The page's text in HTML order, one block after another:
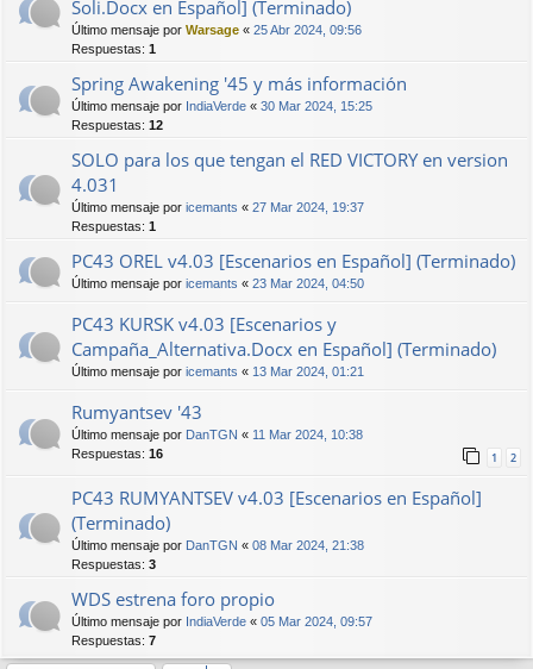
Soli.Docx en Español] (Terminado)
Último mensaje por Warsage « 25 Abr 2024, 09:56
Respuestas: 1
Spring Awakening '45 y más información
Último mensaje por IndiaVerde « 30 Mar 2024, 15:25
Respuestas: 12
SOLO para los que tengan el RED VICTORY en version
4.031
Último mensaje por icemants « 27 Mar 2024, 19:37
Respuestas: 1
PC43 OREL v4.03 [Escenarios en Español] (Terminado)
Último mensaje por icemants « 23 Mar 2024, 04:50
PC43 KURSK v4.03 [Escenarios y
Campaña_Alternativa.Docx en Español] (Terminado)
Último mensaje por icemants « 13 Mar 2024, 01:21
Rumyantsev '43
Último mensaje por DanTGN « 11 Mar 2024, 10:38
Respuestas: 16 1 2
PC43 RUMYANTSEV v4.03 [Escenarios en Español]
(Terminado)
Último mensaje por DanTGN « 08 Mar 2024, 21:38
Respuestas: 3
WDS estrena foro propio
Último mensaje por IndiaVerde « 05 Mar 2024, 09:57
Respuestas: 7